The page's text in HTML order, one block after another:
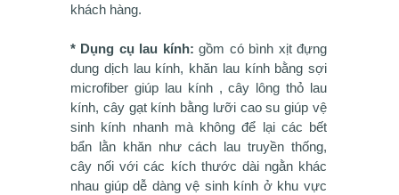
khách hàng.
* Dụng cụ lau kính: gồm có bình xịt đựng
dung dịch lau kính, khăn lau kính bằng sợi
microfiber giúp lau kính , cây lông thỏ lau
kính, cây gạt kính bằng lưỡi cao su giúp vệ
sinh kính nhanh mà không để lại các bết
bẩn lằn khăn như cách lau truyền thống,
cây nối với các kích thước dài ngằn khác
nhau giúp dễ dàng vệ sinh kính ở khu vực